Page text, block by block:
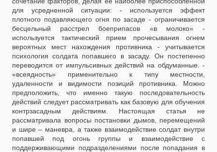
для усредненной ситуации: - используется эффект
плотного подавляющего огня по засаде - ограничивается
бесцельный расстрел боеприпасов «в молоко» -
используется тактический прием прочесывания огнем
вероятных мест нахождения противника - учитывается
психология солдата попавшего в засаду. Он постепенно
переводится от импульсивных действий на обдуманные. -
«всеядность» применительно к типу местности,
удаленности и видимости позиций противника. Можно
предположить, что именно такую последовательность
действий следует рассматривать как базовую для обучения
контрзасадным действиям. Настоящая статья не
рассматривала вопросы постановки дымов, перемещений
и шире – маневра, а также взаимодействие солдат внутри
попавшей под огонь группы и взаимодействие с
поддерживающими подразделениями после попадания в